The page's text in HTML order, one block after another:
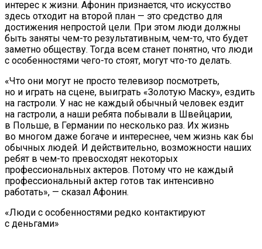
интерес к жизни. Афонин признается, что искусство
здесь отходит на второй план — это средство для
достижения непростой цели. При этом люди должны
быть заняты чем-то результативным, чем-то, что будет
заметно обществу. Тогда всем станет понятно, что люди
с особенностями чего-то стоят, могут что-то делать.
«Что они могут не просто телевизор посмотреть,
но и играть на сцене, выиграть «Золотую Маску», ездить
на гастроли. У нас не каждый обычный человек ездит
на гастроли, а наши ребята побывали в Швейцарии,
в Польше, в Германии по несколько раз. Их жизнь
во многом даже богаче и интереснее, чем жизнь как бы
обычных людей. И действительно, возможности наших
ребят в чем-то превосходят некоторых
профессиональных актеров. Потому что не каждый
профессиональный актер готов так интенсивно
работать», — сказал Афонин.
«Люди с особенностями редко контактируют
с деньгами»